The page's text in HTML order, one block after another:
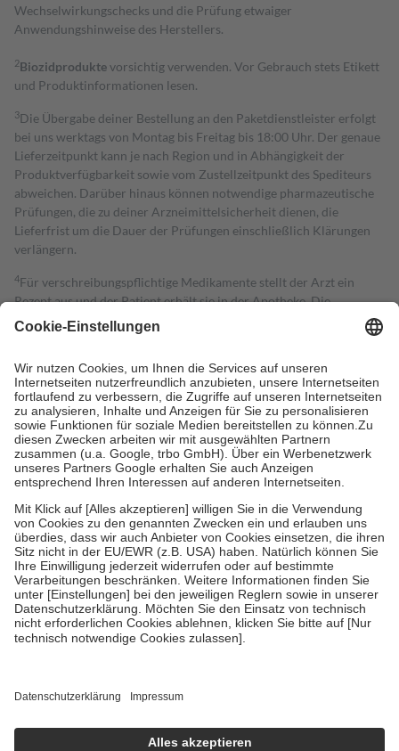
Wechselwirkungschecks und die Prüfung etwaiger
Anwendungshinweise des Herstellers.
2Biozidproduktevorsichtig verwenden. Vor Gebrauch stets Etikett
und Produktinformationen lesen.
3Die Übergabe deiner Bestellung an den Paketdienstleister erfolgt
bei uns werktags von Montag bis Freitag bis 18:00 Uhr. Der genaue
Lieferzeitpunkt kann je nach Region und in Abhängigkeit der
Produktverfügbarkeit sowie vom Zustellzeitpunkt des Spediteurs
abweichen. Darüber hinaus können notwendige pharmazeutische
Prüfungen, die zu deiner Arzneimittelsicherheit dienen, die
Lieferfrist um die Dauer der Prüfungen einschließlich Klärungen
verlängern.
4Für verschreibungspflichtige Medikamente stellt der Arzt ein
Rezept aus und der Patient erhält sie in der Apotheke. Die
gesetzliche Krankenversicherung übernimmt in der Regel die
Kosten dafür, der Versicherte trägt einen Teil davon als Zuzahlung
Grundsätzlich leisten Mitglieder Zuzahlungen in Höhe von zehn
Prozent des Abgabepreises,mindestens jedochfünf Euround
höchstens zehn Euro.Es sind jedoch nie mehr als die tatsächlichen
Kosten der Leistung zu entrichten.
Diese Regeln gelten grundsätzlich auch für Online-Apotheken.
Bei Heilmitteln und häuslicher Krankenpflege beträgt die
Zuzahlung zehn Prozent der Kosten sowie zehn Euro je
Verordnung.
Um das Engagement der Versicherten für ihre eigene Gesundheit zu
stärken und die besondere Stellung der Familie zu unterstützen,
fallenkeine Zuzahlungenan bei:
• Kindern und Jugendlichen bis zum vollendeten 18. Lebensjahr
mit Ausnahme der Fahrkosten
• Untersuchungen zur Vorsorge und Früherkennung, die von der
GKV getragen werden
Einholung von Bewertungen. Trusted Shops hat Maßnahmen
getroffen, um sicherzustellen, dass es sich um echte Bewertungen